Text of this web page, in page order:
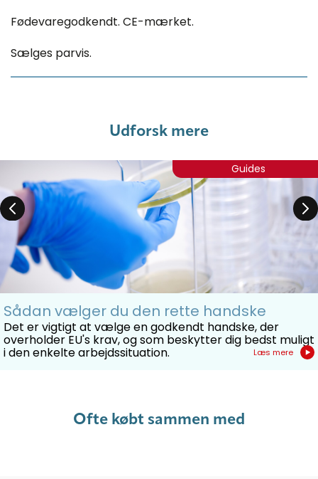
Fødevaregodkendt. CE-mærket.
Sælges parvis.
Udforsk mere
Guides
Sådan vælger du den rette handske
Det er vigtigt at vælge en godkendt handske, der
overholder EU's krav, og som beskytter dig bedst muligt
i den enkelte arbejdssituation. Læs mere
Ofte købt sammen med